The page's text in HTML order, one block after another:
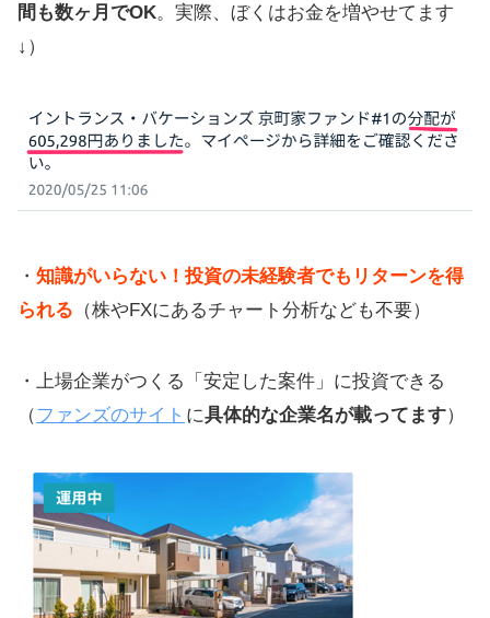
間も数ヶ月でOK。実際、ぼくはお金を増やせてます
↓）
・ 知識がいらない！投資の未経験者でもリターンを得
られる （株やFXにあるチャート分析なども不要）
・上場企業がつくる「安定した案件」に投資できる
（ファンズのサイト に具体的な企業名が載ってます）